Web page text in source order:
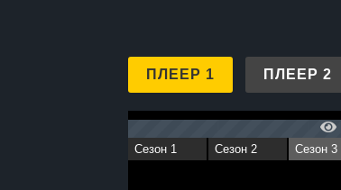
ПЛЕЕР 1 ПЛЕЕР 2
Сезон 1 Сезон 2 Сезон 3